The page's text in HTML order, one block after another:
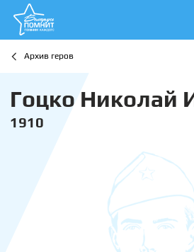
Архив геров
Гоцко Николай
1910